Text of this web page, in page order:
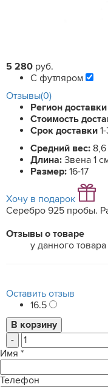
5 280 руб.
С футляром
Отзывы(0)
Регион доставки
Стоимость
Срок доставки
Средний вес: 8,6
Длина: Звена 1
Размер: 16-17
Хочу в подарок
Серебро 925 пробы.
Отзывы о товаре
у данного
Оставить отзыв
16.5
-
Имя *
Телефон